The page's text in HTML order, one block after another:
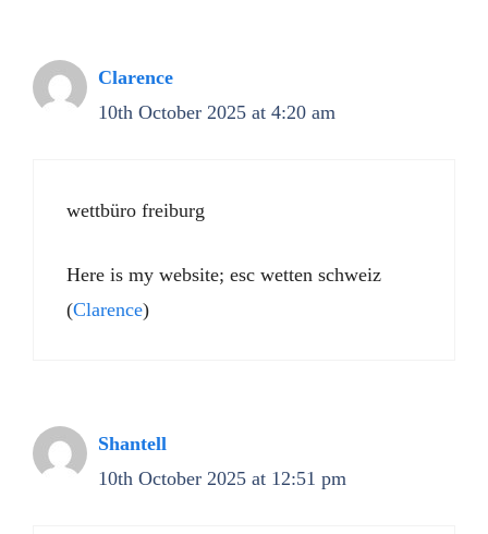
Clarence
10th October 2025 at 4:20 am
wettbüro freiburg
Here is my website; esc wetten schweiz
(Clarence)
Shantell
10th October 2025 at 12:51 pm